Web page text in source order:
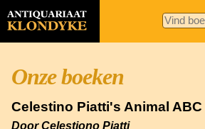
Onze boeken
Celestino Piatti's Animal ABC
Door Celestiono Piatti